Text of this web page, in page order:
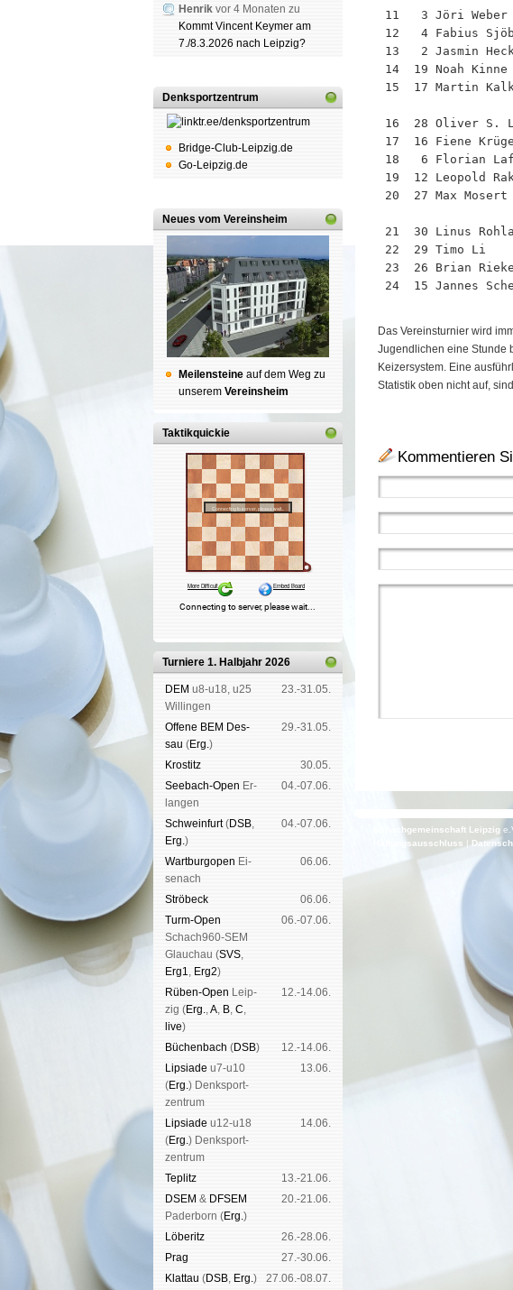
Henrik vor 4 Monaten zu
Kommt Vincent Keymer am
7./8.3.2026 nach Leipzig?
Denksportzentrum
Bridge-Club-Leipzig.de
Go-Leipzig.de
Neues vom Vereinsheim
Mei­len­stei­ne auf dem Weg zu
un­se­rem Ver­eins­heim
Taktikquickie
Turniere 1. Halbjahr 2026
DEM u8-u18, u25
Wil­lin­gen
23.-31.05.
Offene BEM Des­
sau (Erg.)
29.-31.05.
Kros­titz
30.05.
See­bach-Open Er­
lan­gen
04.-07.06.
Schwein­furt(DSB,
Erg.)
04.-07.06.
Wart­burg­open Ei­
se­nach
06.06.
Strö­beck
06.06.
Turm-Open
Schach960-SEM
Glau­chau (SVS,
Erg1, Erg2)
06.-07.06.
Rüben-Open Leip­
zig (Erg.,A, B, C,
live)
12.-14.06.
Büchen­bach (DSB)
12.-14.06.
Lipsiade u7-u10
(Erg.) Denk­sport­
zen­trum
13.06.
Lipsiade u12-u18
(Erg.) Denk­sport­
zen­trum
14.06.
Tep­litz
13.-21.06.
DSEM & DFSEM
Pader­born (Erg.)
20.-21.06.
Lö­be­ritz
26.-28.06.
Prag
27.-30.06.
Klat­tau (DSB, Erg.)
27.06.-08.07.
11   3 Jöri
12   4 Fabius
13   2 Jasmin
14  19 Noah
15  17 Martin
16  28 Oliver
17  16 Fiene
18   6 Florian
19  12 Leopold
20  27 Max
21  30 Linus
22  29 Timo
23  26 Brian
24  15 Jannes
Das Vereinsturnier wird
Jugendlichen eine Stunde
Keizersystem. Eine
Statistik oben nicht auf,
Kommentieren
Schachgemeinschaft Leipzig
Haf­tungs­aus­schluss |